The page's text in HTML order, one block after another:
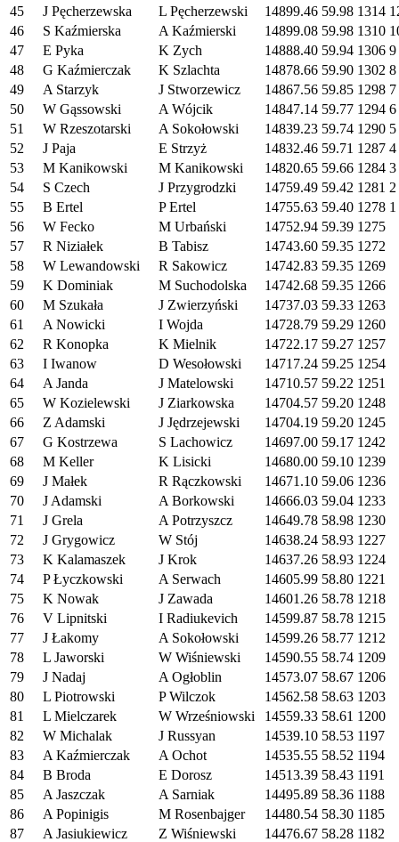
45
J Pęcherzewska L Pęcherzewski 14899.46 59.98 1314
46
S Kaźmierska A Kaźmierski 14899.08 59.98 1310
47
E Pyka K Zych 14888.40 59.94 1306 9
48
G Kaźmierczak K Szlachta 14878.66 59.90 1302 8
49
A Starzyk J Stworzewicz 14867.56 59.85 1298 7
50
W Gąssowski A Wójcik 14847.14 59.77 1294 6
51
W Rzeszotarski A Sokołowski 14839.23 59.74 1290 5
52
J Paja E Strzyż 14832.46 59.71 1287 4
53
M Kanikowski M Kanikowski 14820.65 59.66 1284 3
54
S Czech J Przygrodzki 14759.49 59.42 1281 2
55
B Ertel P Ertel 14755.63 59.40 1278 1
56
W Fecko M Urbański 14752.94 59.39 1275
57
R Niziałek B Tabisz 14743.60 59.35 1272
58
W Lewandowski R Sakowicz 14742.83 59.35 1269
59
K Dominiak M Suchodolska 14742.68 59.35 1266
60
M Szukała J Zwierzyński 14737.03 59.33 1263
61
A Nowicki I Wojda 14728.79 59.29 1260
62
R Konopka K Mielnik 14722.17 59.27 1257
63
I Iwanow D Wesołowski 14717.24 59.25 1254
64
A Janda J Matelowski 14710.57 59.22 1251
65
W Kozielewski J Ziarkowska 14704.57 59.20 1248
66
Z Adamski J Jędrzejewski 14704.19 59.20 1245
67
G Kostrzewa S Lachowicz 14697.00 59.17 1242
68
M Keller K Lisicki 14680.00 59.10 1239
69
J Małek R Rączkowski 14671.10 59.06 1236
70
J Adamski A Borkowski 14666.03 59.04 1233
71
J Grela A Potrzyszcz 14649.78 58.98 1230
72
J Grygowicz W Stój 14638.24 58.93 1227
73
K Kalamaszek J Krok 14637.26 58.93 1224
74
P Łyczkowski A Serwach 14605.99 58.80 1221
75
K Nowak J Zawada 14601.26 58.78 1218
76
V Lipnitski I Radiukevich 14599.87 58.78 1215
77
J Łakomy A Sokołowski 14599.26 58.77 1212
78
L Jaworski W Wiśniewski 14590.55 58.74 1209
79
J Nadaj A Ogłoblin 14573.07 58.67 1206
80
L Piotrowski P Wilczok 14562.58 58.63 1203
81
L Mielczarek W Wrześniowski 14559.33 58.61 1200
82
W Michalak J Russyan 14539.10 58.53 1197
83
A Kaźmierczak A Ochot 14535.55 58.52 1194
84
B Broda E Dorosz 14513.39 58.43 1191
85
A Jaszczak A Sarniak 14495.89 58.36 1188
86
A Popinigis M Rosenbajger 14480.54 58.30 1185
87
A Jasiukiewicz Z Wiśniewski 14476.67 58.28 1182